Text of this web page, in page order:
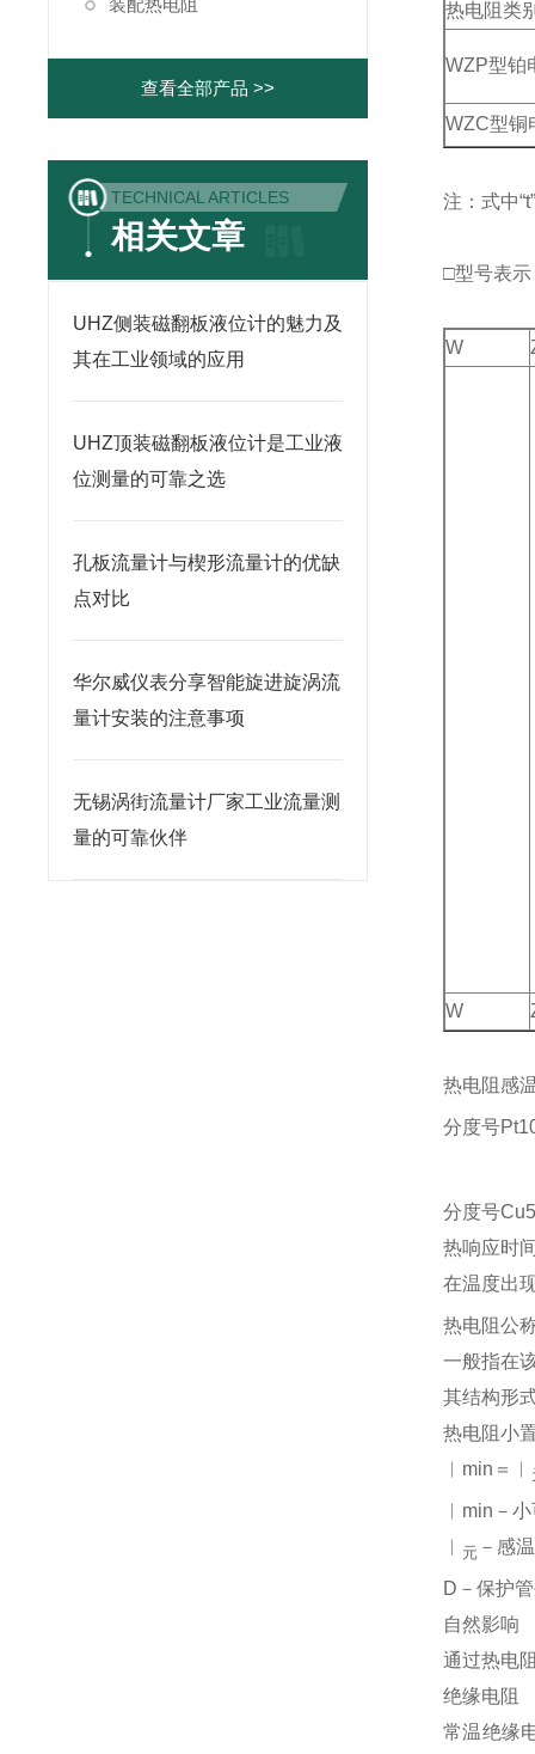
装配热电阻
查看全部产品 >>
TECHNICAL ARTICLES
相关文章
UHZ侧装磁翻板液位计的魅力及
其在工业领域的应用
UHZ顶装磁翻板液位计是工业液
位测量的可靠之选
孔板流量计与楔形流量计的优缺
点对比
华尔威仪表分享智能旋进旋涡流
量计安装的注意事项
无锡涡街流量计厂家工业流量测
量的可靠伙伴
热电阻类
WZP型铂
WZC型铜
注：式中
□型号表示
W
W
热电阻感
分度号
分度号
热响应时
在温度出
热电阻公
一般指在
其结构形
热电阻小
︱min＝︱
︱min－
︱ 元 －感
D－保护
自然影响
通过热电
绝缘电阻
常温绝缘